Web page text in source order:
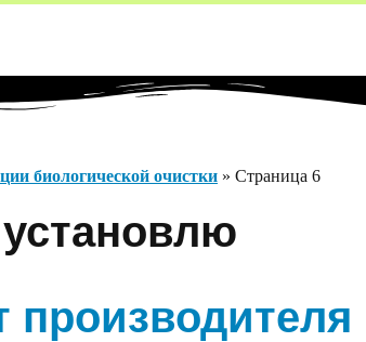
биологической очистки » Страница 6
производителя